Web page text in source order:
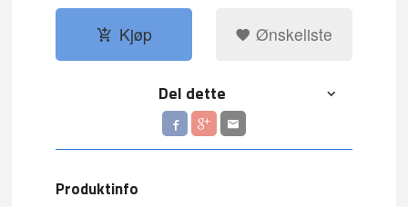
Kjøp Ønskeliste
Del dette
Produktinfo